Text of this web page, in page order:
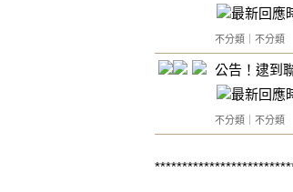
不分類 不分類
公告！逮到
不分類 不分類